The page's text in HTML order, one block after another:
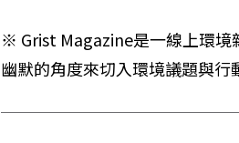
※ Grist Magazine是一線上環境
幽默的角度來切入環境議題與行